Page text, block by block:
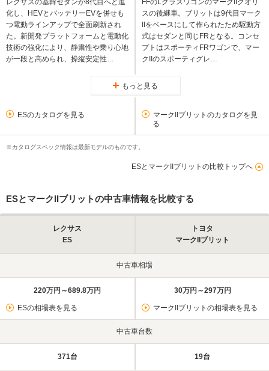
レクサスの基幹セダンが8代目へと進
化し、HEVとバッテリーEVを併せも
つ電動ラインアップで全面刷新され
た。新開発プラットフォームと電動化
技術の強化により、静粛性や乗り心地
が一段と高められ、操縦安定性…
FFのLクラスワゴンのマークIIクオリ
スの後継車。ブリットは9代目マーク
IIをベースにして作られたため駆動方
式はセダンと同じFRとなる。コンセ
プトはスポーティFRワゴンで、マー
クIIのスポーティグレ…
もっと見る
ESのカタログを見る
マークIIブリットのカタログを見
る
※カタログスペック情報は最新モデルのものです。
ESとマークIIブリットの比較トップへ
ESとマークIIブリットの中古車情報を比較する
レクサス
ES
トヨタ
マークIIブリット
中古車相場
220万円～689.8万円
ESの相場表を見る
30万円～297万円
マークIIブリットの相場表を見る
中古車台数
371台 19台